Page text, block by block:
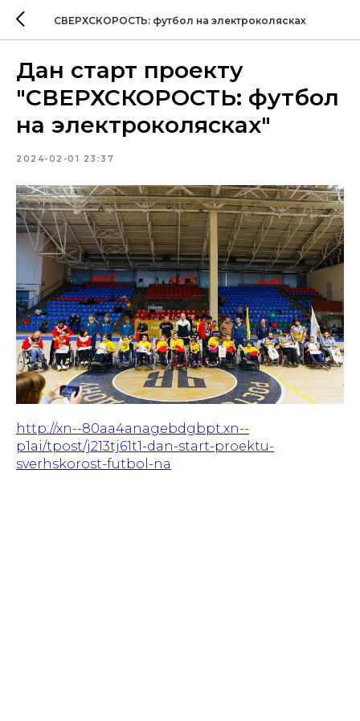
СВЕРХСКОРОСТЬ: футбол на электроколясках
Дан старт проекту
"СВЕРХСКОРОСТЬ: футбол
на электроколясках"
2024-02-01 23:37
http://xn--80aa4anagebdgbpt.xn--
p1ai/tpost/j213tj61t1-dan-start-proektu-
sverhskorost-futbol-na